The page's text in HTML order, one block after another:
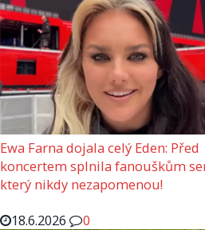
Ewa Farna dojala celý Eden: Před
koncertem splnila fanouškům
který nikdy nezapomenou!
18.6.2026
0